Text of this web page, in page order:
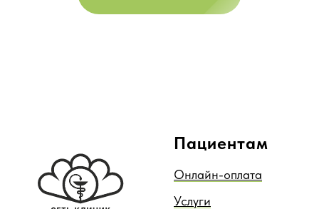
Пациентам
Онлайн-оплата
Услуги